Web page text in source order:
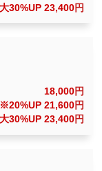
30%UP 23,400円
18,000円
※20%UP 21,600円
30%UP 23,400円